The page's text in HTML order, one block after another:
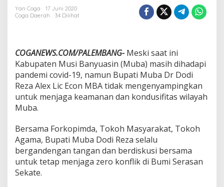
Z
r
o
K
o
k
d
i
M
Yan Coga
17 Juni 2020
Coga Daerah
34 Dilihat
COGANEWS.COM/PALEMBANG- Meski saat ini
Kabupaten Musi Banyuasin (Muba) masih dihadapi
pandemi covid-19, namun Bupati Muba Dr Dodi
Reza Alex Lic Econ MBA tidak mengenyampingkan
untuk menjaga keamanan dan kondusifitas wilayah
Muba.
Bersama Forkopimda, Tokoh Masyarakat, Tokoh
Agama, Bupati Muba Dodi Reza selalu
bergandengan tangan dan berdiskusi bersama
untuk tetap menjaga zero konflik di Bumi Serasan
Sekate.